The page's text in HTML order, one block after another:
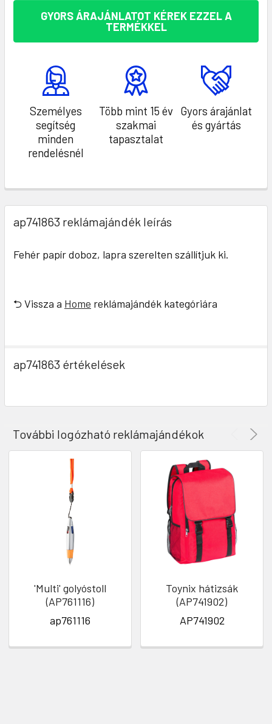
GYORS ÁRAJÁNLATOT KÉREK EZZEL A
TERMÉKKEL
Személyes
segítség
minden
rendelésnél
Több mint 15 év
szakmai
tapasztalat
Gyors árajánlat
és gyártás
ap741863 reklámajándék leírás
Fehér papír doboz, lapra szerelten szállítjuk ki.
⮌ Vissza a Home reklámajándék kategóriára
ap741863 értékelések
További logózható reklámajándékok
'Multi' golyóstoll
(AP761116)
ap761116
Toynix hátizsák
(AP741902)
AP741902